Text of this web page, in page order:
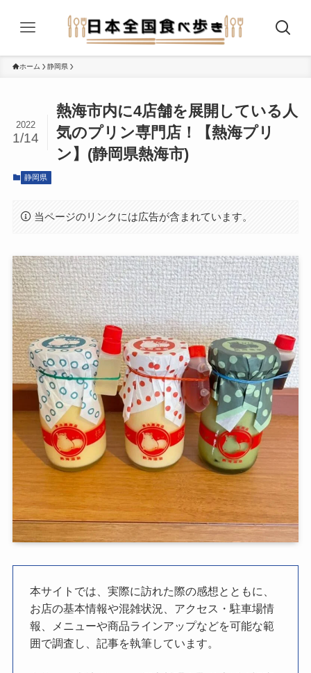
ホーム 静岡県
熱海市内に4店舗を展開している人
気のプリン専門店！【熱海プリ
ン】(静岡県熱海市)
2022
1/14
静岡県
当ページのリンクには広告が含まれています。
本サイトでは、実際に訪れた際の感想とともに、
お店の基本情報や混雑状況、アクセス・駐車場情
報、メニューや商品ラインアップなどを可能な範
囲で調査し、記事を執筆しています。